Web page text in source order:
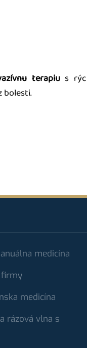
terapius
bolesti.
medicína
firmy
medicína
rázová vlna s